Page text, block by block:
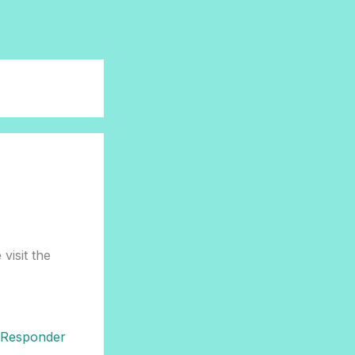
visit the
Responder